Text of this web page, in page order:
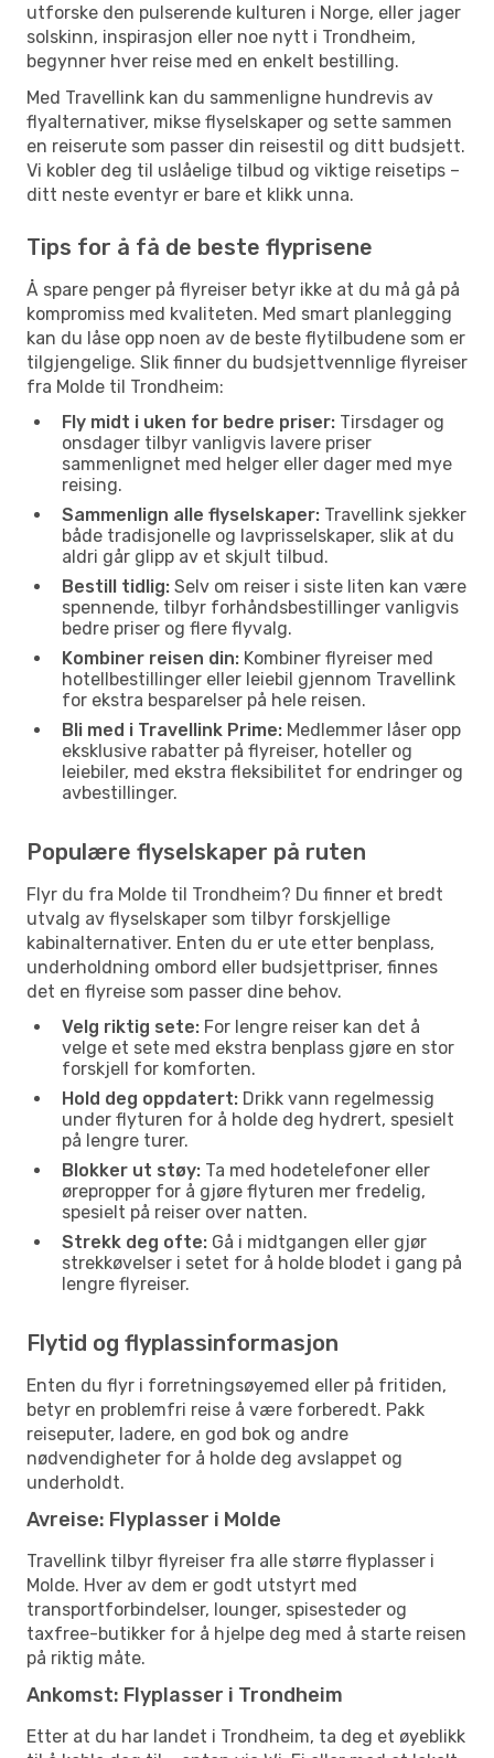
utforske den pulserende kulturen i Norge, eller jager
solskinn, inspirasjon eller noe nytt i Trondheim,
begynner hver reise med en enkelt bestilling.
Med Travellink kan du sammenligne hundrevis av
flyalternativer, mikse flyselskaper og sette sammen
en reiserute som passer din reisestil og ditt budsjett.
Vi kobler deg til uslåelige tilbud og viktige reisetips –
ditt neste eventyr er bare et klikk unna.
Tips for å få de beste flyprisene
Å spare penger på flyreiser betyr ikke at du må gå på
kompromiss med kvaliteten. Med smart planlegging
kan du låse opp noen av de beste flytilbudene som er
tilgjengelige. Slik finner du budsjettvennlige flyreiser
fra Molde til Trondheim:
Fly midt i uken for bedre priser: Tirsdager og
onsdager tilbyr vanligvis lavere priser
sammenlignet med helger eller dager med mye
reising.
Sammenlign alle flyselskaper: Travellink sjekker
både tradisjonelle og lavprisselskaper, slik at du
aldri går glipp av et skjult tilbud.
Bestill tidlig: Selv om reiser i siste liten kan være
spennende, tilbyr forhåndsbestillinger vanligvis
bedre priser og flere flyvalg.
Kombiner reisen din: Kombiner flyreiser med
hotellbestillinger eller leiebil gjennom Travellink
for ekstra besparelser på hele reisen.
Bli med i Travellink Prime: Medlemmer låser opp
eksklusive rabatter på flyreiser, hoteller og
leiebiler, med ekstra fleksibilitet for endringer og
avbestillinger.
Populære flyselskaper på ruten
Flyr du fra Molde til Trondheim? Du finner et bredt
utvalg av flyselskaper som tilbyr forskjellige
kabinalternativer. Enten du er ute etter benplass,
underholdning ombord eller budsjettpriser, finnes
det en flyreise som passer dine behov.
Velg riktig sete: For lengre reiser kan det å
velge et sete med ekstra benplass gjøre en stor
forskjell for komforten.
Hold deg oppdatert: Drikk vann regelmessig
under flyturen for å holde deg hydrert, spesielt
på lengre turer.
Blokker ut støy: Ta med hodetelefoner eller
ørepropper for å gjøre flyturen mer fredelig,
spesielt på reiser over natten.
Strekk deg ofte: Gå i midtgangen eller gjør
strekkøvelser i setet for å holde blodet i gang på
lengre flyreiser.
Flytid og flyplassinformasjon
Enten du flyr i forretningsøyemed eller på fritiden,
betyr en problemfri reise å være forberedt. Pakk
reiseputer, ladere, en god bok og andre
nødvendigheter for å holde deg avslappet og
underholdt.
Avreise: Flyplasser i Molde
Travellink tilbyr flyreiser fra alle større flyplasser i
Molde. Hver av dem er godt utstyrt med
transportforbindelser, lounger, spisesteder og
taxfree-butikker for å hjelpe deg med å starte reisen
på riktig måte.
Ankomst: Flyplasser i Trondheim
Etter at du har landet i Trondheim, ta deg et øyeblikk